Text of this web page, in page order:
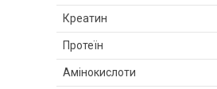
Креатин
Протеїн
Амінокислоти